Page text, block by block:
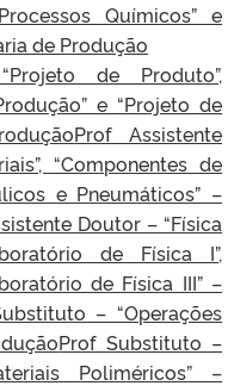
Químicos” e
de Produção
de Produto”,
e “Projeto de
Prof Assistente
“Componentes de
e Pneumáticos” –
Doutor – “Física
de Física I”,
de Física III” –
– “Operações
Prof Substituto –
Poliméricos” –